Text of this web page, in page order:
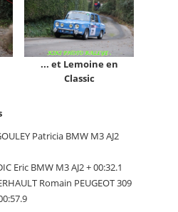
... et Lemoine en
Classic
Patricia BMW M3 AJ2
Eric BMW M3 AJ2 + 00:32.1
Romain PEUGEOT 309